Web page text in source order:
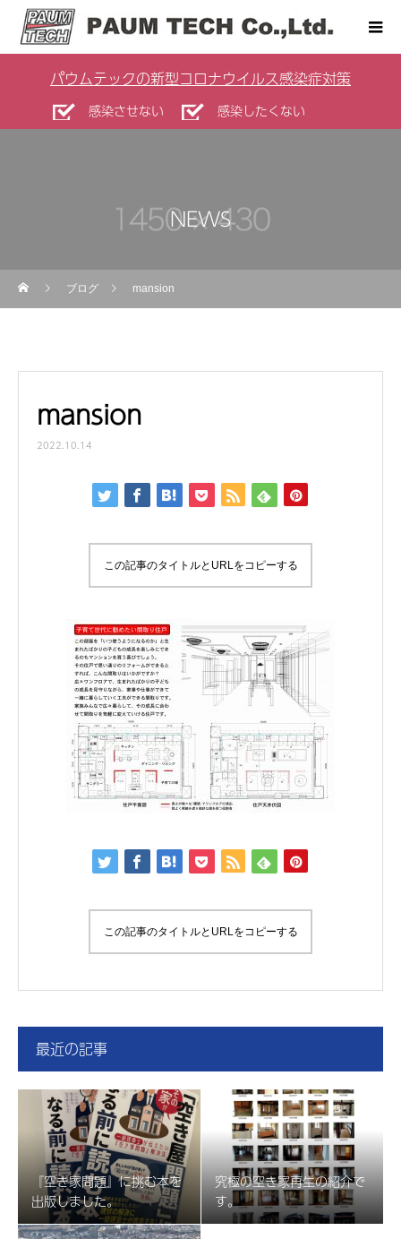
パウムテックの新型コロナウイルス感染症対策
感染させない 感染したくない
NEWS
ブログ mansion
mansion
2022.10.14
この記事のタイトルとURLをコピーする
この記事のタイトルとURLをコピーする
最近の記事
『空き家問題』に挑む本を
出版しました。
究極の空き家再生の紹介で
す。